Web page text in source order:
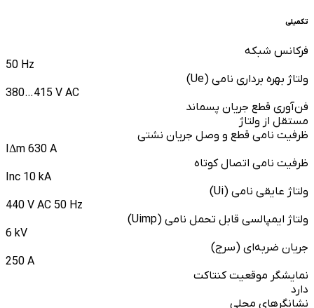
تکمیلی
فرکانس شبکه
50 Hz
ولتاژ بهره برداری نامی (Ue)
380…415 V AC
فن‌آوری قطع جریان پسماند
مستقل از ولتاژ
ظرفیت نامی قطع و وصل جریان نشتی
IΔm 630 A
ظرفیت نامی اتصال کوتاه
Inc 10 kA
ولتاژ عایقی نامی (Ui)
440 V AC 50 Hz
ولتاژ ایمپالسی قابل تحمل نامی (Uimp)
6 kV
جریان ضربه‌ای (سرج)
250 A
نمایشگر موقعیت کنتاکت
دارد
نشانگرهای محلی